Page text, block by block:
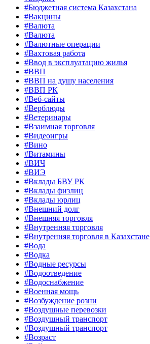
#Бюджетная система Казахстана
#Вакцины
#Валюта
#Валюта
#Валютные операции
#Вахтовая работа
#Ввод в эксплуатацию жилья
#ВВП
#ВВП на душу населения
#ВВП РК
#Веб-сайты
#Верблюды
#Ветеринары
#Взаимная торговля
#Видеоигры
#Вино
#Витамины
#ВИЧ
#ВИЭ
#Вклады БВУ РК
#Вклады физлиц
#Вклады юрлиц
#Внешний долг
#Внешняя торговля
#Внутренняя торговля
#Внутренняя торговля в Казахстане
#Вода
#Водка
#Водные ресурсы
#Водоотведение
#Водоснабжение
#Военная мощь
#Возбуждение розни
#Воздушные перевозки
#Воздушный транспорт
#Воздушный транспорт
#Возраст